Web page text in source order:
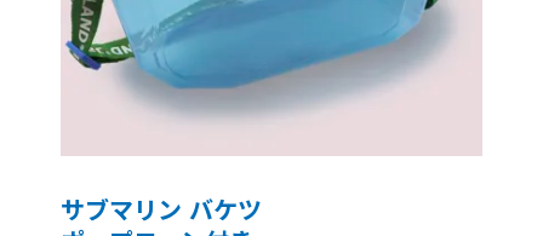
サブマリン バケツ